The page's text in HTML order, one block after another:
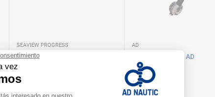
SEAVIEW PROGRESS
Pasacables estándar Seaview
progress
A partir de
31,50 €
AD
Pasacable a fijar AD
8,60 €